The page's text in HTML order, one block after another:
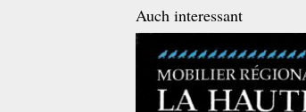
Auch interessant